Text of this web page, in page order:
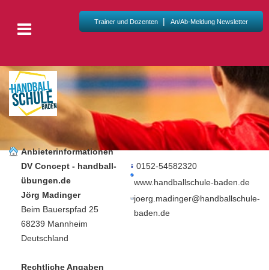
Trainer und Dozenten | An/Ab-Meldung Newsletter
Anbieterinformationen
DV Concept - handball-
übungen.de
Jörg Madinger
Beim Bauerspfad 25
68239 Mannheim
Deutschland
0152-54582320
www.handballschule-baden.de
joerg.madinger@handballschule-
baden.de
Rechtliche Angaben